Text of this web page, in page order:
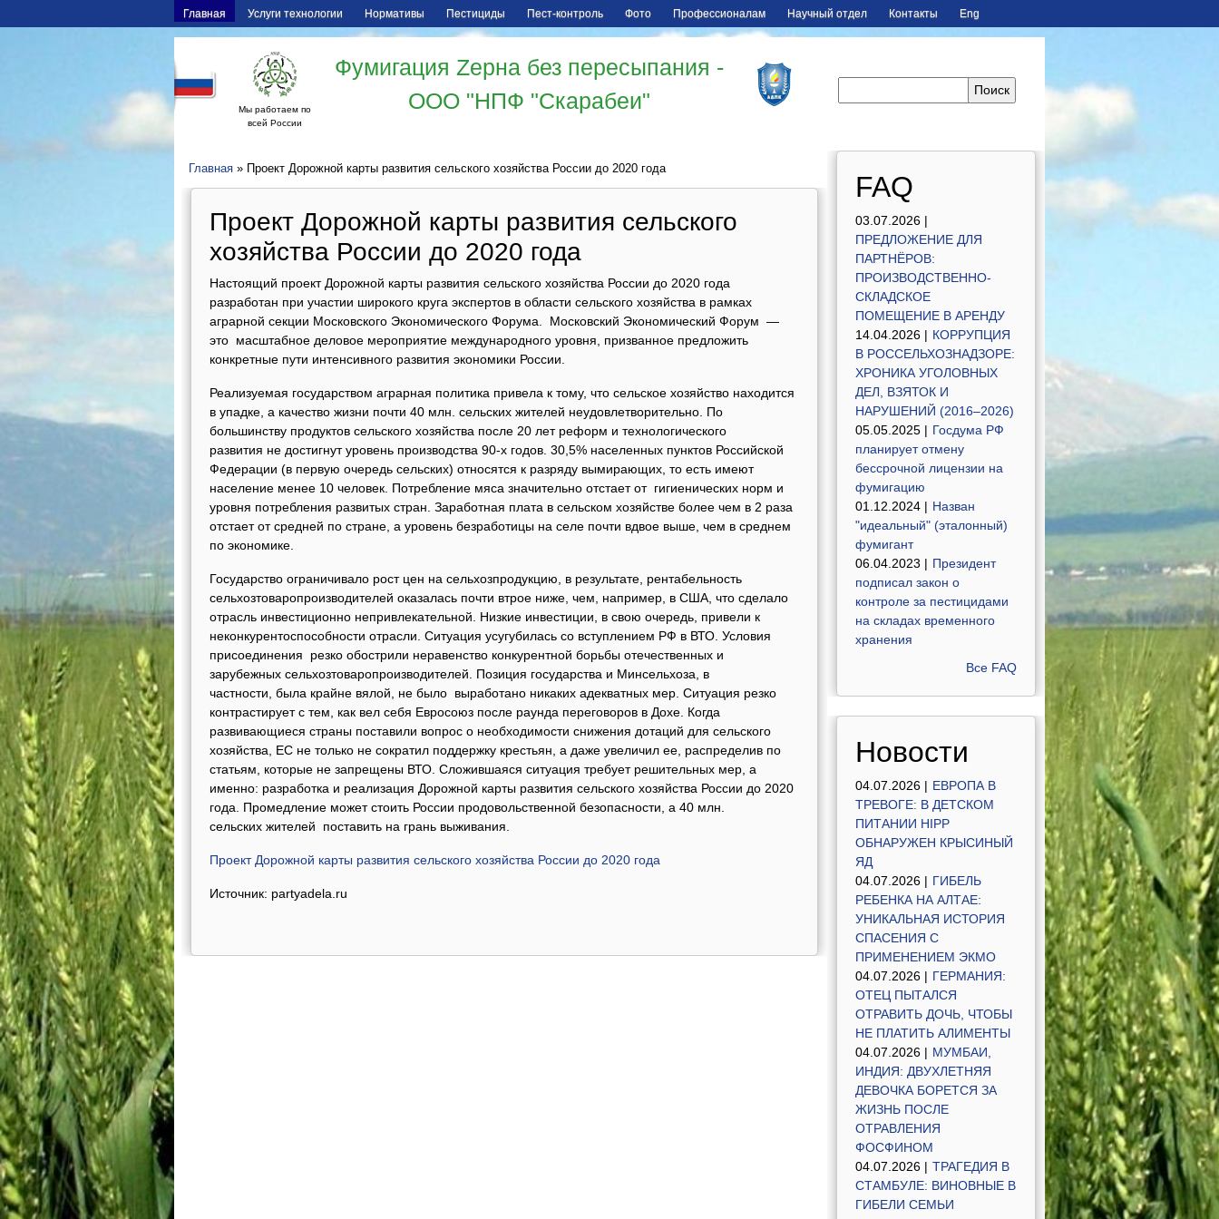
Главная Услуги технологии Нормативы Пестициды Пест-контроль Фото Профессионалам Научный отдел Контакты Eng
Мы работаем по
всей России
Фумигация Zерна без пересыпания -
ООО "НПФ "Скарабеи"
Главная » Проект Дорожной карты развития сельского хозяйства России до 2020 года
Проект Дорожной карты развития сельского
хозяйства России до 2020 года
Настоящий проект Дорожной карты развития сельского хозяйства России до 2020 года
разработан при участии широкого круга экспертов в области сельского хозяйства в рамках
аграрной секции Московского Экономического Форума. Московский Экономический Форум —
это масштабное деловое мероприятие международного уровня, призванное предложить
конкретные пути интенсивного развития экономики России.
Реализуемая государством аграрная политика привела к тому, что сельское хозяйство находится
в упадке, а качество жизни почти 40 млн. сельских жителей неудовлетворительно. По
большинству продуктов сельского хозяйства после 20 лет реформ и технологического
развития не достигнут уровень производства 90-х годов. 30,5% населенных пунктов Российской
Федерации (в первую очередь сельских) относятся к разряду вымирающих, то есть имеют
население менее 10 человек. Потребление мяса значительно отстает от гигиенических норм и
уровня потребления развитых стран. Заработная плата в сельском хозяйстве более чем в 2 раза
отстает от средней по стране, а уровень безработицы на селе почти вдвое выше, чем в среднем
по экономике.
Государство ограничивало рост цен на сельхозпродукцию, в результате, рентабельность
сельхозтоваропроизводителей оказалась почти втрое ниже, чем, например, в США, что сделало
отрасль инвестиционно непривлекательной. Низкие инвестиции, в свою очередь, привели к
неконкурентоспособности отрасли. Ситуация усугубилась со вступлением РФ в ВТО. Условия
присоединения резко обострили неравенство конкурентной борьбы отечественных и
зарубежных сельхозтоваропроизводителей. Позиция государства и Минсельхоза, в
частности, была крайне вялой, не было выработано никаких адекватных мер. Ситуация резко
контрастирует с тем, как вел себя Евросоюз после раунда переговоров в Дохе. Когда
развивающиеся страны поставили вопрос о необходимости снижения дотаций для сельского
хозяйства, ЕС не только не сократил поддержку крестьян, а даже увеличил ее, распределив по
статьям, которые не запрещены ВТО. Сложившаяся ситуация требует решительных мер, а
именно: разработка и реализация Дорожной карты развития сельского хозяйства России до 2020
года. Промедление может стоить России продовольственной безопасности, а 40 млн.
сельских жителей поставить на грань выживания.
Проект Дорожной карты развития сельского хозяйства России до 2020 года
Источник: partyadela.ru
FAQ
03.07.2026 |
ПРЕДЛОЖЕНИЕ ДЛЯ
ПАРТНЁРОВ:
ПРОИЗВОДСТВЕННО-
СКЛАДСКОЕ
ПОМЕЩЕНИЕ В АРЕНДУ
14.04.2026 | КОРРУПЦИЯ
В РОССЕЛЬХОЗНАДЗОРЕ:
ХРОНИКА УГОЛОВНЫХ
ДЕЛ, ВЗЯТОК И
НАРУШЕНИЙ (2016–2026)
05.05.2025 | Госдума РФ
планирует отмену
бессрочной лицензии на
фумигацию
01.12.2024 | Назван
"идеальный" (эталонный)
фумигант
06.04.2023 | Президент
подписал закон о
контроле за пестицидами
на складах временного
хранения
Все FAQ
Новости
04.07.2026 | ЕВРОПА В
ТРЕВОГЕ: В ДЕТСКОМ
ПИТАНИИ HIPP
ОБНАРУЖЕН КРЫСИНЫЙ
ЯД
04.07.2026 | ГИБЕЛЬ
РЕБЕНКА НА АЛТАЕ:
УНИКАЛЬНАЯ ИСТОРИЯ
СПАСЕНИЯ С
ПРИМЕНЕНИЕМ ЭКМО
04.07.2026 | ГЕРМАНИЯ:
ОТЕЦ ПЫТАЛСЯ
ОТРАВИТЬ ДОЧЬ, ЧТОБЫ
НЕ ПЛАТИТЬ АЛИМЕНТЫ
04.07.2026 | МУМБАИ,
ИНДИЯ: ДВУХЛЕТНЯЯ
ДЕВОЧКА БОРЕТСЯ ЗА
ЖИЗНЬ ПОСЛЕ
ОТРАВЛЕНИЯ
ФОСФИНОМ
04.07.2026 | ТРАГЕДИЯ В
СТАМБУЛЕ: ВИНОВНЫЕ В
ГИБЕЛИ СЕМЬИ